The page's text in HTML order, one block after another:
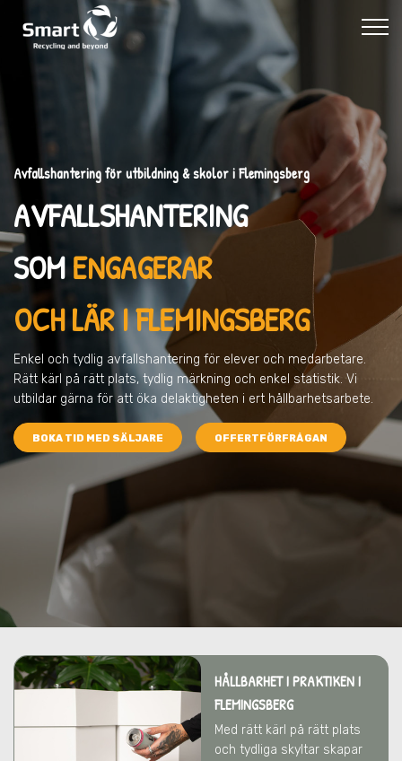
Avfallshantering för utbildning & skolor i Flemingsberg
AVFALLSHANTERING
SOMENGAGERAR
OCH LÄR I FLEMINGSBERG
Enkel och tydlig avfallshantering för elever och medarbetare.
Rätt kärl på rätt plats, tydlig märkning och enkel statistik. Vi
utbildar gärna för att öka delaktigheten i ert hållbarhetsarbete.
BOKA TID MED SÄLJARE OFFERTFÖRFRÅGAN
HÅLLBARHET I PRAKTIKEN I
FLEMINGSBERG
Med rätt kärl på rätt plats
och tydliga skyltar skapar